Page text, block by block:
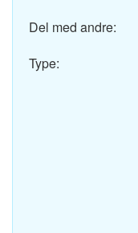
Del med andre:
Type: